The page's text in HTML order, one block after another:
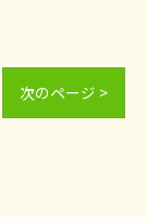
次のページ >